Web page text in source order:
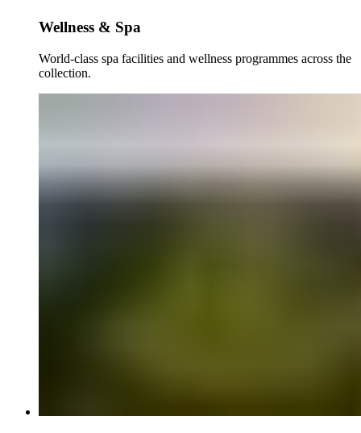
Wellness & Spa​​​​‌ ‍ ​‍​‍‌‍ ‌ ​‍‌‍‍‌‌‍‌ ‌‍‍‌‌‍ ‍​‍​‍​ ‍‍​‍​‍‌ ​ ‌‍​‌‌‍ ‍‌‍‍‌‌ ‌​‌ ‍‌​‍ ‍‌‍‍‌‌‍ ​‍​‍​‍ ​​‍​‍‌‍‍​‌ ​‍‌‍‌‌‌‍‌‍​‍​‍​ ‍‍​‍​‍‌‍‍​‌ ‌​‌ ‌​‌ ​​‌ ​ ​ ‍‍​‍ ​‍ ‌‍ ​​‍ ‌‌‍​‌‌‍ ‍‌‍‌​​‍ ‌‌ ​‍​‍ ‌‌‍‍​‌‍ ‌ ‌​‌‍‌‌‌‍ ​‌ ​ ​‍ ‌‌ ​ ‌ ‌​‌ ‌‌‌‍‌​‌‍‍‌‌‍ ​‍ ‍‌ ‌‍‌‍‌‌‌ ​‍‌‍​ ‌‍‌‌‌‍ ​​‍ ‍‌‍​‌‌ ​​‌ ​​​‍ ‌‍‍‌‌‍ ‍‌ ‌​‌‍‌‌‌‍ ‍‌ ‌​​‍ ‌‍‌‌‌‍‌​‌‍‍‌‌ ‌​​‍ ‌‍ ‌‌‍ ‌‍‌​‌‍‌‌​ ‌‌ ​​‌ ​‍‌‍‌‌‌ ​ ‌‍‌‌‌‍ ‍‌ ‌​‌‍​‌‌ ‌​‌‍‍‌‌‍ ‌‍ ‍​ ‍ ‌‍‍‌‌‍‌​​ ‌‌‍‌‍​ ‍‌‌‍‌‍‌‍​‌​ ‍‌‌‍‌‍​ ​ ‌‍‌‍​‍ ‌​ ‌ ​ ‍​​ ‍‌‌‍‌‍​‍ ‌​ ‌​​ ​‍‌‍​‌​ ​‌​‍ ‌​ ‍‌​ ‌​‌‍‌‍​ ​‍​‍ ‌‌‍‌‌​ ​​‌‍‌‍‌‍​‌‌‍‌‍​ ‌‍‌‍‌‍​ ​​​ ‌ ​ ‌‍​ ‌​​ ​ ​ ‍ ‌ ‌​‌ ‍‌‌ ​​‌‍‌‌​ ‌‌ ​​‌‍​‌‌‍‌ ‌‍‌‌​ ‍ ‌ ​​‌‍​‌‌ ‌​‌‍‍​​ ‌‌ ​​‌‍​‌‌‍‌ ‌‍‌‌‌​​‍‌ ‌‌‌‍‍‌‌‍ ​‌‍‌​‌‍‌‌‌ ​‍​‍‌‌​ ‌‌‌​​‍‌‌ ‌‍‍ ‌‍‌‌‌ ‍‌​‍‌‌​ ​ ‌​‌​​‍‌‌​ ​ ‌​‌​​‍‌‌​ ​‍​ ​‍​ ​‌‌‍‌​​ ‌‍‌‍​ ​ ‍​​ ​‍‌‍​ ​ ​‌​ ‌​‌‍‌‌‌‍‌​​ ‌ ​‍‌‌​ ​‍​ ​‍​‍‌‌​ ‌‌‌​‌​​‍ ‍‌‍​ ‌‍​‌‌ ​‍‌‍‌​‌ ​ ​‍‌‌​ ‌‌‌​​‍‌‌ ‌‍‍ ‌‍‌‌‌ ‍‌​‍‌‌​ ​ ‌​‌​​‍‌‌​ ​ ‌​‌​​‍‌‌​ ​‍​ ​‍‌‍​‌‌‍‌‌​ ‌ ‌‍​‌‌‍‌‍​ ‌‌​ ‌ ‌‍‌​‌‍​‌​ ​‍​ ‌ ​ ‌‌​‍‌‌​ ​‍​ ​‍​‍‌‌​ ‌‌‌​‌​​‍ ‍‌ ‌​‌‍‍‌‌ ‌​‌‍ ​‌‍‌‌​ ‌‍​‍‌‍​‌‌ ​ ‌‍‌‌‌‌‌‌‌ ​‍‌‍ ​​ ‌‌‍‍​‌ ‌​‌ ‌​‌ ​​‌ ​ ​‍‌‌​ ​ ‌​​‌​‍‌‌​ ​‍‌​‌‍​‍‌‌​ ​‍‌​‌‍‌‍ ​​‍ ‌‌‍​‌‌‍ ‍‌‍‌​​‍ ‌‌ ​‍​‍ ‌‌‍‍​‌‍ ‌ ‌​‌‍‌‌‌‍ ​‌ ​ ​‍ ‌‌ ​ ‌ ‌​‌ ‌‌‌‍‌​‌‍‍‌‌‍ ​‍ ‍‌ ‌‍‌‍‌‌‌ ​‍‌‍​ ‌‍‌‌‌‍ ​​‍ ‍‌‍​‌‌ ​​‌ ​​​‍‌‍‌‍‍‌‌‍‌​​ ‌‌‍‌‍​ ‍‌‌‍‌‍‌‍​‌​ ‍‌‌‍‌‍​ ​ ‌‍‌‍​‍ ‌​ ‌ ​ ‍​​ ‍‌‌‍‌‍​‍ ‌​ ‌​​ ​‍‌‍​‌​ ​‌​‍ ‌​ ‍‌​ ‌​‌‍‌‍​ ​‍​‍ ‌‌‍‌‌​ ​​‌‍‌‍‌‍​‌‌‍‌‍​ ‌‍‌‍‌‍​ ​​​ ‌ ​ ‌‍​ ‌​​ ​ ​‍‌‍‌ ‌​‌ ‍‌‌ ​​‌‍‌‌​ ‌‌ ​​‌‍​‌‌‍‌ ‌‍‌‌​‍‌‍‌ ​​‌‍​‌‌ ‌​‌‍‍​​ ‌‌ ​​‌‍​‌‌‍‌ ‌‍‌‌‌​​‍‌ ‌‌‌‍‍‌‌‍ ​‌‍‌​‌‍‌‌‌ ​‍​‍‌‌​ ‌‌‌​​‍‌‌ ‌‍‍ ‌‍‌‌‌ ‍‌​‍‌‌​ ​ ‌​‌​​‍‌‌​ ​ ‌​‌​​‍‌‌​ ​‍​ ​‍​ ​‌‌‍‌​​ ‌‍‌‍​ ​ ‍​​ ​‍‌‍​ ​ ​‌​ ‌​‌‍‌‌‌‍‌​​ ‌ ​‍‌‌​ ​‍​ ​‍​‍‌‌​ ‌‌‌​‌​​‍ ‍‌‍​ ‌‍​‌‌ ​‍‌‍‌​‌ ​ ​‍‌‌​ ‌‌‌​​‍‌‌ ‌‍‍ ‌‍‌‌‌ ‍‌​‍‌‌​ ​ ‌​‌​​‍‌‌​ ​ ‌​‌​​‍‌‌​ ​‍​ ​‍‌‍​‌‌‍‌‌​ ‌ ‌‍​‌‌‍‌‍​ ‌‌​ ‌ ‌‍‌​‌‍​‌​ ​‍​ ‌ ​ ‌‌​‍‌‌​ ​‍​ ​‍​‍‌‌​ ‌‌‌​‌​​‍ ‍‌ ‌​‌‍‍‌‌ ‌​‌‍ ​‌‍‌‌​‍‌‍‌ ​​‌‍‌‌‌ ​‍‌ ​ ‌ ​​‌‍‌‌‌‍​ ‌ ‌​‌‍‍‌‌ ‌‍‌‍‌‌​ ‌‌ ​​‌ ‌‌‌‍​‍‌‍ ​‌‍‍‌‌ ​ ‌‍‍​‌‍‌‌‌‍‌​​‍​‍‌ ‌
World-class spa facilities and wellness programmes across the
collection.​​​​‌ ‍ ​‍​‍‌‍ ‌ ​‍‌‍‍‌‌‍‌ ‌‍‍‌‌‍ ‍​‍​‍​ ‍‍​‍​‍‌ ​ ‌‍​‌‌‍ ‍‌‍‍‌‌ ‌​‌ ‍‌​‍ ‍‌‍‍‌‌‍ ​‍​‍​‍ ​​‍​‍‌‍‍​‌ ​‍‌‍‌‌‌‍‌‍​‍​‍​ ‍‍​‍​‍‌‍‍​‌ ‌​‌ ‌​‌ ​​‌ ​ ​ ‍‍​‍ ​‍ ‌‍ ​​‍ ‌‌‍​‌‌‍ ‍‌‍‌​​‍ ‌‌ ​‍​‍ ‌‌‍‍​‌‍ ‌ ‌​‌‍‌‌‌‍ ​‌ ​ ​‍ ‌‌ ​ ‌ ‌​‌ ‌‌‌‍‌​‌‍‍‌‌‍ ​‍ ‍‌ ‌‍‌‍‌‌‌ ​‍‌‍​ ‌‍‌‌‌‍ ​​‍ ‍‌‍​‌‌ ​​‌ ​​​‍ ‌‍‍‌‌‍ ‍‌ ‌​‌‍‌‌‌‍ ‍‌ ‌​​‍ ‌‍‌‌‌‍‌​‌‍‍‌‌ ‌​​‍ ‌‍ ‌‌‍ ‌‍‌​‌‍‌‌​ ‌‌ ​​‌ ​‍‌‍‌‌‌ ​ ‌‍‌‌‌‍ ‍‌ ‌​‌‍​‌‌ ‌​‌‍‍‌‌‍ ‌‍ ‍​ ‍ ‌‍‍‌‌‍‌​​ ‌‌‍‌‍​ ‍‌‌‍‌‍‌‍​‌​ ‍‌‌‍‌‍​ ​ ‌‍‌‍​‍ ‌​ ‌ ​ ‍​​ ‍‌‌‍‌‍​‍ ‌​ ‌​​ ​‍‌‍​‌​ ​‌​‍ ‌​ ‍‌​ ‌​‌‍‌‍​ ​‍​‍ ‌‌‍‌‌​ ​​‌‍‌‍‌‍​‌‌‍‌‍​ ‌‍‌‍‌‍​ ​​​ ‌ ​ ‌‍​ ‌​​ ​ ​ ‍ ‌ ‌​‌ ‍‌‌ ​​‌‍‌‌​ ‌‌ ​​‌‍​‌‌‍‌ ‌‍‌‌​ ‍ ‌ ​​‌‍​‌‌ ‌​‌‍‍​​ ‌‌ ​​‌‍​‌‌‍‌ ‌‍‌‌‌​​‍‌ ‌‌‌‍‍‌‌‍ ​‌‍‌​‌‍‌‌‌ ​‍​‍‌‌​ ‌‌‌​​‍‌‌ ‌‍‍ ‌‍‌‌‌ ‍‌​‍‌‌​ ​ ‌​‌​​‍‌‌​ ​ ‌​‌​​‍‌‌​ ​‍​ ​‍​ ​‌‌‍‌​​ ‌‍‌‍​ ​ ‍​​ ​‍‌‍​ ​ ​‌​ ‌​‌‍‌‌‌‍‌​​ ‌ ​‍‌‌​ ​‍​ ​‍​‍‌‌​ ‌‌‌​‌​​‍ ‍‌‍​ ‌‍​‌‌ ​‍‌‍‌​‌ ​ ​‍‌‌​ ‌‌‌​​‍‌‌ ‌‍‍ ‌‍‌‌‌ ‍‌​‍‌‌​ ​ ‌​‌​​‍‌‌​ ​ ‌​‌​​‍‌‌​ ​‍​ ​‍‌‍​‌‌‍‌‌​ ‌ ‌‍​‌‌‍‌‍​ ‌‌​ ‌ ‌‍‌​‌‍​‌​ ​‍​ ‌ ​ ‌‌​‍‌‌​ ​‍​ ​‍​‍‌‌​ ‌‌‌​‌​​‍ ‍‌‍​ ‌‍ ‌ ​​‌ ‍‌​ ‌‍​‍‌‍​‌‌ ​ ‌‍‌‌‌‌‌‌‌ ​‍‌‍ ​​ ‌‌‍‍​‌ ‌​‌ ‌​‌ ​​‌ ​ ​‍‌‌​ ​ ‌​​‌​‍‌‌​ ​‍‌​‌‍​‍‌‌​ ​‍‌​‌‍‌‍ ​​‍ ‌‌‍​‌‌‍ ‍‌‍‌​​‍ ‌‌ ​‍​‍ ‌‌‍‍​‌‍ ‌ ‌​‌‍‌‌‌‍ ​‌ ​ ​‍ ‌‌ ​ ‌ ‌​‌ ‌‌‌‍‌​‌‍‍‌‌‍ ​‍ ‍‌ ‌‍‌‍‌‌‌ ​‍‌‍​ ‌‍‌‌‌‍ ​​‍ ‍‌‍​‌‌ ​​‌ ​​​‍‌‍‌‍‍‌‌‍‌​​ ‌‌‍‌‍​ ‍‌‌‍‌‍‌‍​‌​ ‍‌‌‍‌‍​ ​ ‌‍‌‍​‍ ‌​ ‌ ​ ‍​​ ‍‌‌‍‌‍​‍ ‌​ ‌​​ ​‍‌‍​‌​ ​‌​‍ ‌​ ‍‌​ ‌​‌‍‌‍​ ​‍​‍ ‌‌‍‌‌​ ​​‌‍‌‍‌‍​‌‌‍‌‍​ ‌‍‌‍‌‍​ ​​​ ‌ ​ ‌‍​ ‌​​ ​ ​‍‌‍‌ ‌​‌ ‍‌‌ ​​‌‍‌‌​ ‌‌ ​​‌‍​‌‌‍‌ ‌‍‌‌​‍‌‍‌ ​​‌‍​‌‌ ‌​‌‍‍​​ ‌‌ ​​‌‍​‌‌‍‌ ‌‍‌‌‌​​‍‌ ‌‌‌‍‍‌‌‍ ​‌‍‌​‌‍‌‌‌ ​‍​‍‌‌​ ‌‌‌​​‍‌‌ ‌‍‍ ‌‍‌‌‌ ‍‌​‍‌‌​ ​ ‌​‌​​‍‌‌​ ​ ‌​‌​​‍‌‌​ ​‍​ ​‍​ ​‌‌‍‌​​ ‌‍‌‍​ ​ ‍​​ ​‍‌‍​ ​ ​‌​ ‌​‌‍‌‌‌‍‌​​ ‌ ​‍‌‌​ ​‍​ ​‍​‍‌‌​ ‌‌‌​‌​​‍ ‍‌‍​ ‌‍​‌‌ ​‍‌‍‌​‌ ​ ​‍‌‌​ ‌‌‌​​‍‌‌ ‌‍‍ ‌‍‌‌‌ ‍‌​‍‌‌​ ​ ‌​‌​​‍‌‌​ ​ ‌​‌​​‍‌‌​ ​‍​ ​‍‌‍​‌‌‍‌‌​ ‌ ‌‍​‌‌‍‌‍​ ‌‌​ ‌ ‌‍‌​‌‍​‌​ ​‍​ ‌ ​ ‌‌​‍‌‌​ ​‍​ ​‍​‍‌‌​ ‌‌‌​‌​​‍ ‍‌‍​ ‌‍ ‌ ​​‌ ‍‌​‍‌‍‌ ​​‌‍‌‌‌ ​‍‌ ​ ‌ ​​‌‍‌‌‌‍​ ‌ ‌​‌‍‍‌‌ ‌‍‌‍‌‌​ ‌‌ ​​‌ ‌‌‌‍​‍‌‍ ​‌‍‍‌‌ ​ ‌‍‍​‌‍‌‌‌‍‌​​‍​‍‌ ‌